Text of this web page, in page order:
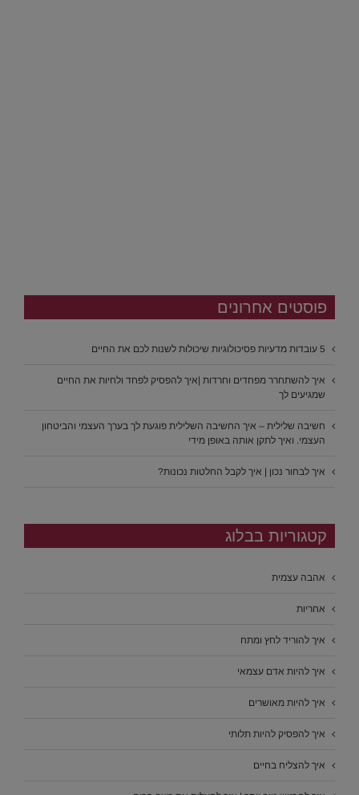
פוסטים אחרונים
5 עובדות מדעיות פסיכולוגיות שיכולות לשנות לכם את החיים
איך להשתחרר מפחדים וחרדות |איך להפסיק לפחד ולחיות את החיים
שמגיעים לך
חשיבה שלילית – איך החשיבה השלילית פוגעת לך בערך העצמי והביטחון
העצמי. ואיך לתקן אותה באופן מידי
איך לבחור נכון | איך לקבל החלטות נכונות?
קטגוריות בבלוג
אהבה עצמית
אחריות
איך להוריד לחץ ומתח
איך להיות אדם עצמאי
איך להיות מאושרים
איך להפסיק להיות תלותי
איך להצליח בחיים